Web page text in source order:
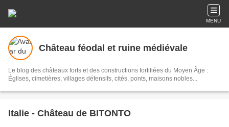
MENU
Château féodal et ruine médiévale
Le blog des châteaux forts et des constructions fortifiées du Moyen Âge :
Églises, cimetières, villages défensifs, cités, ponts, maisons nobles...
Italie - Château de BITONTO